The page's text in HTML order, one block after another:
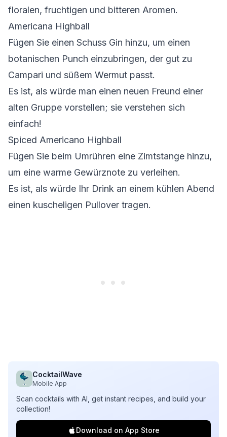
floralen, fruchtigen und bitteren Aromen.
Americana Highball
Fügen Sie einen Schuss Gin hinzu, um einen
botanischen Punch einzubringen, der gut zu
Campari und süßem Wermut passt.
Es ist, als würde man einen neuen Freund einer
alten Gruppe vorstellen; sie verstehen sich
einfach!
Spiced Americano Highball
Fügen Sie beim Umrühren eine Zimtstange hinzu,
um eine warme Gewürznote zu verleihen.
Es ist, als würde Ihr Drink an einem kühlen Abend
einen kuscheligen Pullover tragen.
CocktailWave
Mobile App
Scan cocktails with AI, get instant recipes, and build your
collection!
Download on App Store